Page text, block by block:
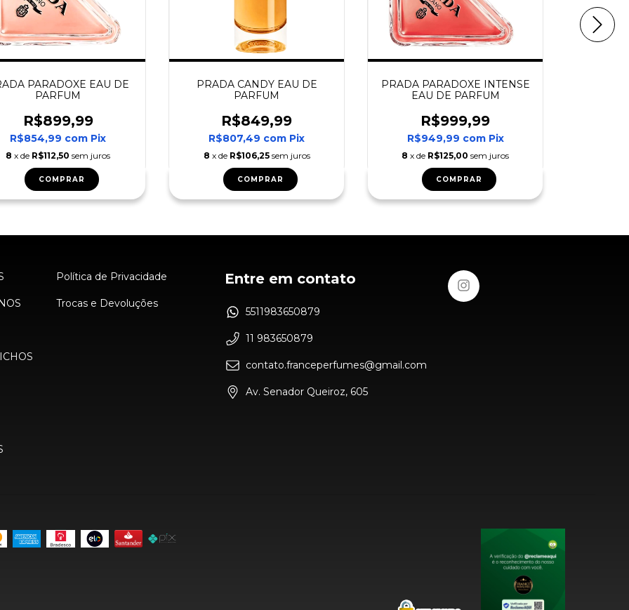
PARADOXE EAU DE
PARFUM
R$899,99
R$854,99 com Pix
8 x de R$112,50 sem juros
COMPRAR
PRADA CANDY EAU DE
PARFUM
R$849,99
R$807,49 com Pix
8 x de R$106,25 sem juros
COMPRAR
PRADA PARADOXE INTENSE
EAU DE PARFUM
R$999,99
R$949,99 com Pix
8 x de R$125,00 sem juros
COMPRAR
Política de Privacidade
Trocas e Devoluções
Entre em contato
5511983650879
11 983650879
contato.franceperfumes@gmail.com
Av. Senador Queiroz, 605